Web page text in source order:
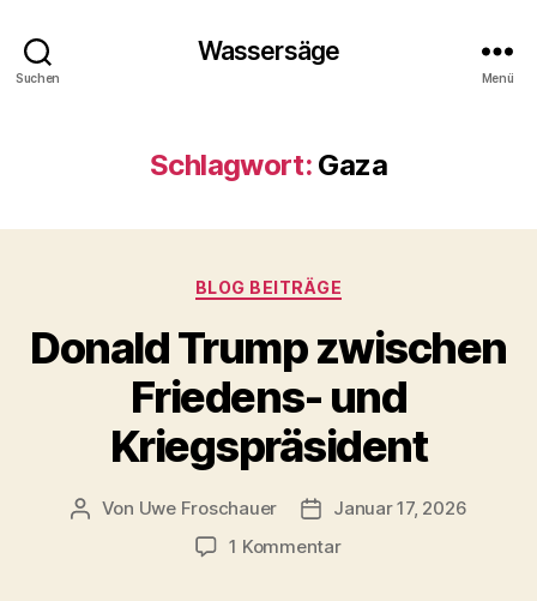
Suchen
Wassersäge
Menü
Schlagwort: Gaza
Kategorien
BLOG BEITRÄGE
Donald Trump zwischen
Friedens- und
Kriegspräsident
Beitragsautor
Von Uwe Froschauer Beitragsdatum
Januar 17, 2026
1 Kommentarzu